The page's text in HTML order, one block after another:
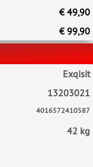
€ 49,90
€ 99,90
Exqisit
13203021
4016572410587
42 kg